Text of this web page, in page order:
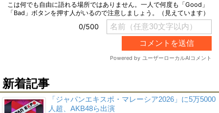
新着記事
「ジャパンエキスポ・マレーシア2026」に5万5000
人超、AKB48ら出演